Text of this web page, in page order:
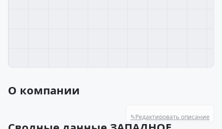
О компании
✎Редактировать описание